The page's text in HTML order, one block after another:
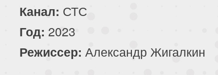
Канал: СТС
Год: 2023
Режиссер: Александр Жигалкин